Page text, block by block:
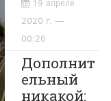
19 апреля
2020 г. —
00:26
Дополнит
ельный
никакой: